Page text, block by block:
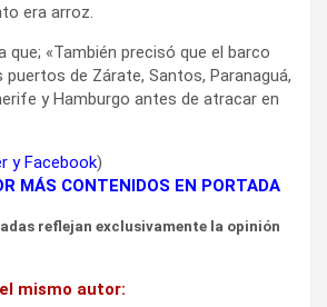
era arroz.
que; «También precisó que el barco
de Zárate, Santos, Paranaguá,
y Hamburgo antes de atracar en
yFacebook)
MÁS CONTENIDOS EN PORTADA
reflejan exclusivamente la opinión
mismo autor: